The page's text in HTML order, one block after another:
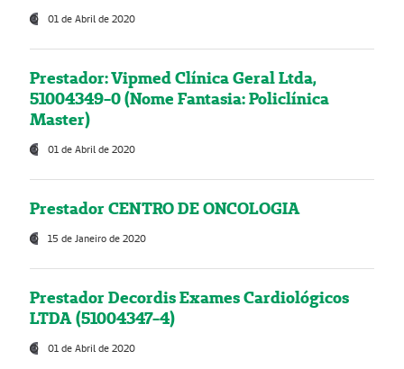
01 de Abril de 2020
Prestador: Vipmed Clínica Geral Ltda,
51004349-0 (Nome Fantasia: Policlínica
Master)
01 de Abril de 2020
Prestador CENTRO DE ONCOLOGIA
15 de Janeiro de 2020
Prestador Decordis Exames Cardiológicos
LTDA (51004347-4)
01 de Abril de 2020